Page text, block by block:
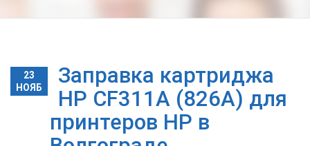
23
НОЯБ
Заправка картриджа
HP CF311A (826A) для
принтеров HP в